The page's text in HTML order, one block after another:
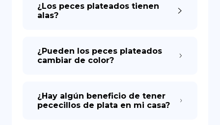
¿Los peces plateados tienen
alas?
¿Pueden los peces plateados
cambiar de color?
¿Hay algún beneficio de tener
pececillos de plata en mi casa?